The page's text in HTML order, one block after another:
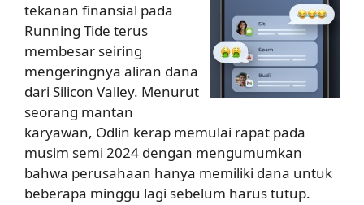
tekanan finansial pada
Running Tide terus
membesar seiring
mengeringnya aliran dana
dari Silicon Valley. Menurut
seorang mantan
karyawan, Odlin kerap memulai rapat pada
musim semi 2024 dengan mengumumkan
bahwa perusahaan hanya memiliki dana untuk
beberapa minggu lagi sebelum harus tutup.